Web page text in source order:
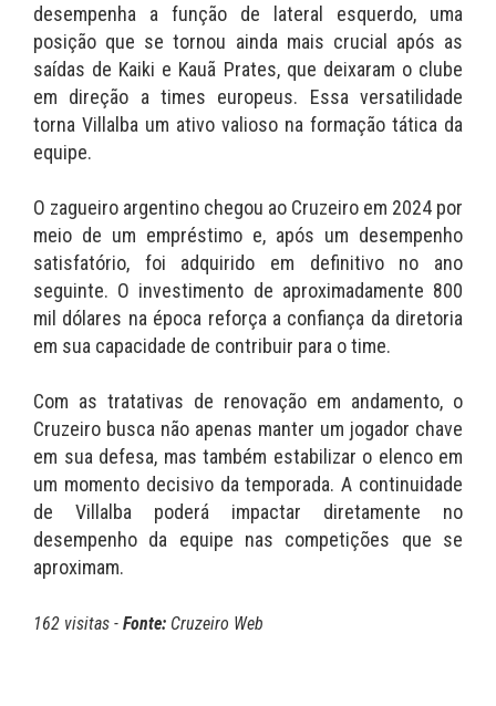
desempenha a função de lateral esquerdo, uma
posição que se tornou ainda mais crucial após as
saídas de Kaiki e Kauã Prates, que deixaram o clube
em direção a times europeus. Essa versatilidade
torna Villalba um ativo valioso na formação tática da
equipe.
O zagueiro argentino chegou ao Cruzeiro em 2024 por
meio de um empréstimo e, após um desempenho
satisfatório, foi adquirido em definitivo no ano
seguinte. O investimento de aproximadamente 800
mil dólares na época reforça a confiança da diretoria
em sua capacidade de contribuir para o time.
Com as tratativas de renovação em andamento, o
Cruzeiro busca não apenas manter um jogador chave
em sua defesa, mas também estabilizar o elenco em
um momento decisivo da temporada. A continuidade
de Villalba poderá impactar diretamente no
desempenho da equipe nas competições que se
aproximam.
162 visitas - Fonte: Cruzeiro Web